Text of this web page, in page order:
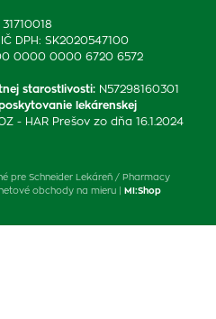
31710018
DPH: SK2020547100
0000 0000 6720 6572
starostlivosti: N57298160301
lekárenskej
- HAR Prešov zo dňa 16.1.2024
pre Schneider Lekáreň / Pharmacy
obchody na mieru | MI:Shop